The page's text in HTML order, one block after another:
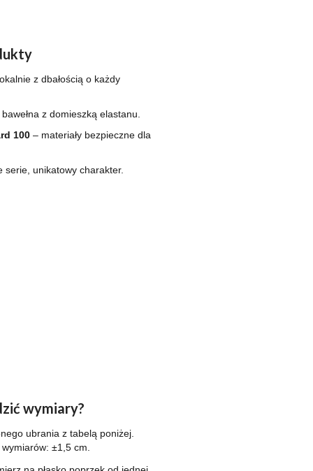
z dbałością o każdy
z domieszką elastanu.
100 – materiały bezpieczne dla
serie, unikatowy charakter.
wymiary?
ubrania z tabelą poniżej.
±1,5 cm.